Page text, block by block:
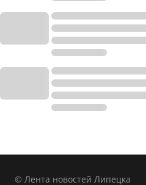
© Лента новостей Липецка